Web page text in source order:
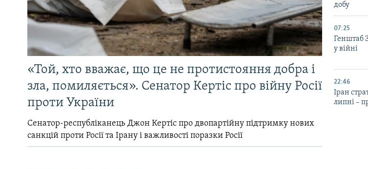
«Той, хто вважає, що це не протистояння добра і
зла, помиляється». Сенатор Кертіс про війну Росії
проти України
Сенатор-республіканець Джон Кертіс про двопартійну підтримку нових
санкцій проти Росії та Ірану і важливості поразки Росії
добу
07:25
Генштаб
у війні
22:46
Іран
липні –